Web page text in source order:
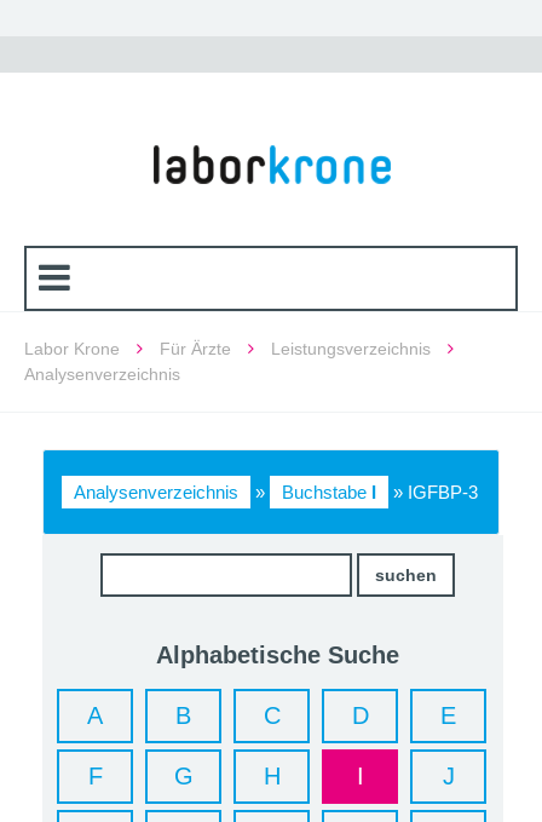
Labor Krone Für Ärzte
Leistungsverzeichnis
Analysenverzeichnis
Analysenverzeichnis » Buchstabe I » IGFBP-3
Alphabetische Suche
A B C D E
F G H I J